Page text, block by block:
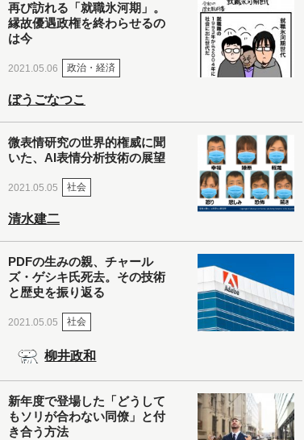
再び訪れる「就職氷河期」。
縁故優遇政権を終わらせるの
は今
2021.05.06 政治・経済
ぼうごなつこ
微表情研究の世界的権威に聞
いた、AI表情分析技術の展望
2021.05.05 社会
清水建二
PDFの生みの親、チャール
ズ・ゲシキ氏死去。その技術
と歴史を振り返る
2021.05.05 社会
柳井政和
新年度で登場した「どうして
もソリが合わない同僚」と付
き合う方法